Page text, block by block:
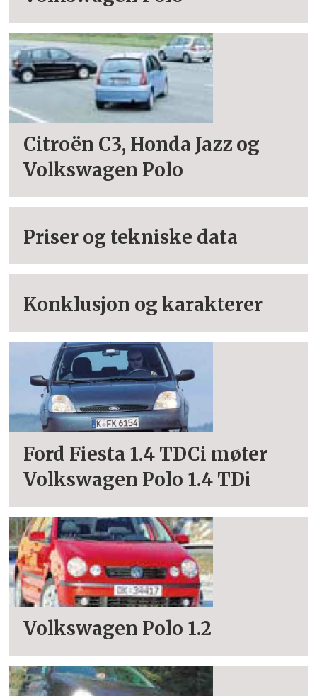
Citroën C3, Honda Jazz og
Volkswagen Polo
Priser og tekniske data
Konklusjon og karakterer
Ford Fiesta 1.4 TDCi møter
Volkswagen Polo 1.4 TDi
Volkswagen Polo 1.2